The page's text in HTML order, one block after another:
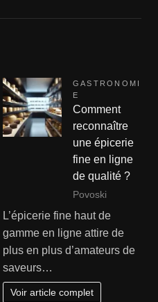
GASTRONOMI
E
Comment
reconnaître
une épicerie
fine en ligne
de qualité ?
Povoski
L’épicerie fine haut de
gamme en ligne attire de
plus en plus d’amateurs de
saveurs…
Voir article complet